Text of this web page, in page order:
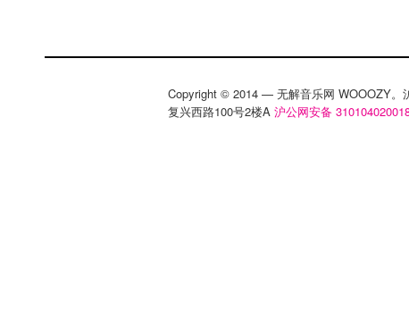
Copyright © 2014 — 无解音乐网 WOOOZY。
复兴西路100号2楼A 沪公网安备